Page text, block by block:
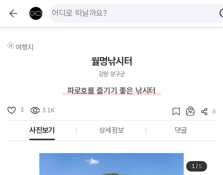
여행지
월명낚시터
강원 양구군
파로호를 즐기기 좋은 낚시터
3 3.1K 6
사진보기 상세정보 댓글
1/ 5